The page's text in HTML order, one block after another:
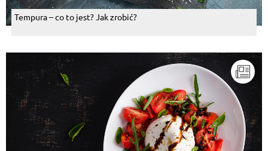
Tempura – co to jest? Jak zrobić?